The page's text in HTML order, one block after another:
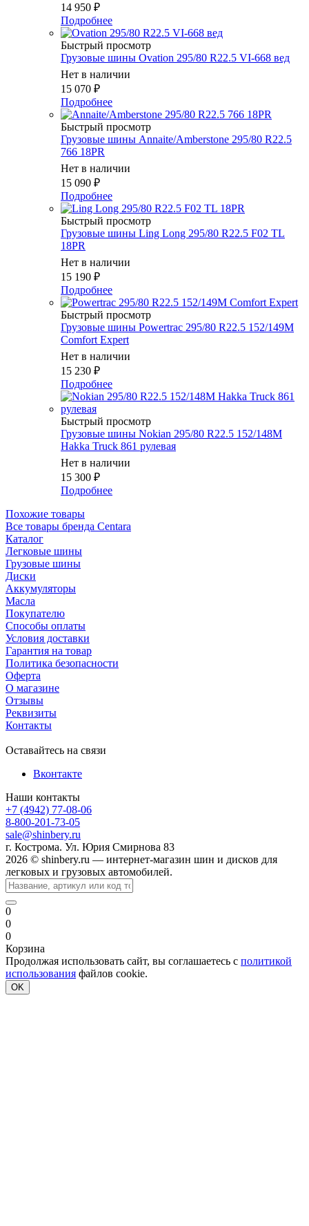
14 950 ₽
Подробнее
Быстрый просмотр
Грузовые шины Ovation 295/80 R22.5 VI-668 вед
Нет в наличии
15 070 ₽
Подробнее
Быстрый просмотр
Грузовые шины Annaite/Amberstone 295/80 R22.5
766 18PR
Нет в наличии
15 090 ₽
Подробнее
Быстрый просмотр
Грузовые шины Ling Long 295/80 R22.5 F02 TL
18PR
Нет в наличии
15 190 ₽
Подробнее
Быстрый просмотр
Грузовые шины Powertrac 295/80 R22.5 152/149M
Comfort Expert
Нет в наличии
15 230 ₽
Подробнее
Быстрый просмотр
Грузовые шины Nokian 295/80 R22.5 152/148M
Hakka Truck 861 рулевая
Нет в наличии
15 300 ₽
Подробнее
Похожие товары
Все товары бренда Centara
Каталог
Легковые шины
Грузовые шины
Диски
Аккумуляторы
Масла
Покупателю
Способы оплаты
Условия доставки
Гарантия на товар
Политика безопасности
Оферта
О магазине
Отзывы
Реквизиты
Контакты
Оставайтесь на связи
Вконтакте
Наши контакты
+7 (4942) 77-08-06
8-800-201-73-05
sale@shinbery.ru
г. Кострома. Ул. Юрия Смирнова 83
2026 © shinbery.ru — интернет-магазин шин и дисков для
легковых и грузовых автомобилей.
0
0
0
Корзина
Продолжая использовать сайт, вы соглашаетесь с политикой
использования файлов cookie.
OK